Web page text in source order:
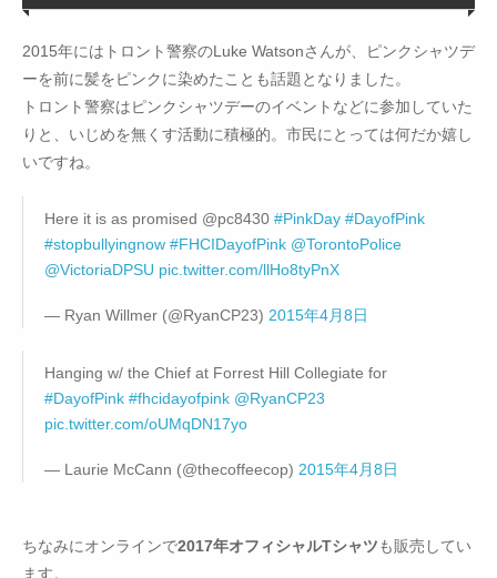
2015年にはトロント警察のLuke Watsonさんが、ピンクシャツデ
ーを前に髪をピンクに染めたことも話題となりました。
トロント警察はピンクシャツデーのイベントなどに参加していた
りと、いじめを無くす活動に積極的。市民にとっては何だか嬉し
いですね。
Here it is as promised @pc8430 #PinkDay #DayofPink
#stopbullyingnow #FHCIDayofPink @TorontoPolice
@VictoriaDPSU pic.twitter.com/llHo8tyPnX
— Ryan Willmer (@RyanCP23) 2015年4月8日
Hanging w/ the Chief at Forrest Hill Collegiate for
#DayofPink #fhcidayofpink @RyanCP23
pic.twitter.com/oUMqDN17yo
— Laurie McCann (@thecoffeecop) 2015年4月8日
ちなみにオンラインで2017年オフィシャルTシャツも販売してい
ます。